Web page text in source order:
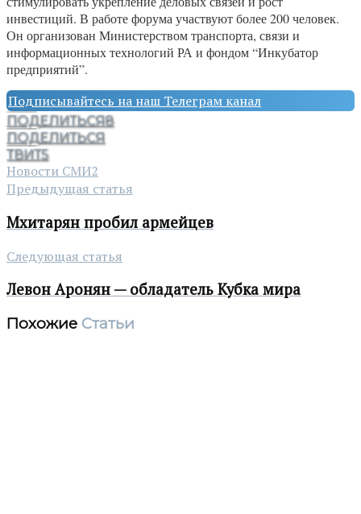
инвестиций. В работе форума участвуют более 200 человек.
Он организован Министерством транспорта, связи и
информационных технологий РА и фондом “Инкубатор
предприятий”.
Подписывайтесь на наш Телеграм канал
ПОДЕЛИТЬСЯ8
ПОДЕЛИТЬСЯ
ТВИТ5
Новости СМИ2
Предыдущая статья
Мхитарян пробил армейцев
Следующая статья
Левон Аронян — обладатель Кубка мира
Похожие Статьи